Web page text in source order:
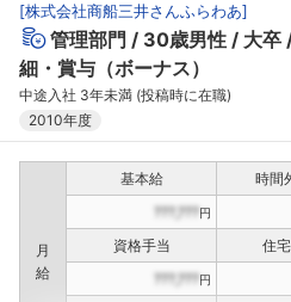
[株式会社商船三井さんふらわあ]
管理部門 30歳男性 大卒
細・賞与（ボーナス）
中途入社 3年未満 (投稿時に在職)
2010年度
月
給
基本給 時間
???,???円
資格手当 住
???,???円